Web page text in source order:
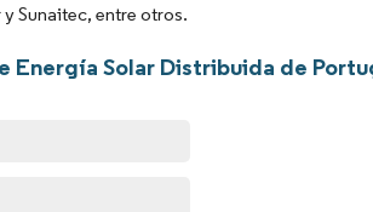
Sunaitec, entre otros.
Energía Solar Distribuida de